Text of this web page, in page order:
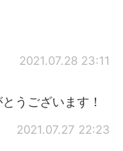
2021.07.28 23:11
うございます！
2021.07.27 22:23